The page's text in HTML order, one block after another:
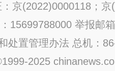
京(2022)0000118；京
15699788000 举报邮
处置管理办法 总机：
2025